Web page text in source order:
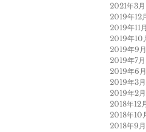
2021年3月
2019年12
2019年11月
2019年10
2019年9月
2019年7月
2019年6月
2019年3月
2019年2月
2018年12
2018年10
2018年9月